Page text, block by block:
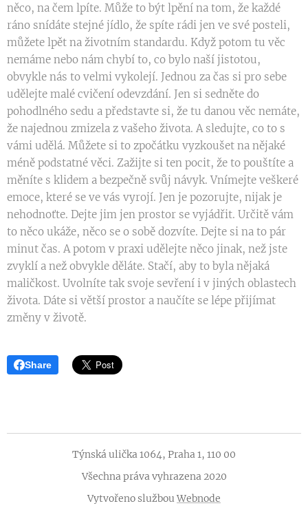
něco, na čem lpíte. Může to být lpění na tom, že každé
ráno snídáte stejné jídlo, že spíte rádi jen ve své posteli,
můžete lpět na životním standardu. Když potom tu věc
nemáme nebo nám chybí to, co bylo naší jistotou,
obvykle nás to velmi vykolejí. Jednou za čas si pro sebe
udělejte malé cvičení odevzdání. Jen si sedněte do
pohodlného sedu a představte si, že tu danou věc nemáte,
že najednou zmizela z vašeho života. A sledujte, co to s
vámi udělá. Můžete si to zpočátku vyzkoušet na nějaké
méně podstatné věci. Zažijte si ten pocit, že to pouštíte a
měníte s klidem a bezpečně svůj návyk. Vnímejte veškeré
emoce, které se ve vás vyrojí. Jen je pozorujte, nijak je
nehodnoťte. Dejte jim jen prostor se vyjádřit. Určitě vám
to něco ukáže, něco se o sobě dozvíte. Dejte si na to pár
minut čas. A potom v praxi udělejte něco jinak, než jste
zvyklí a než obvykle děláte. Stačí, aby to byla nějaká
maličkost. Uvolníte tak svoje sevření i v jiných oblastech
života. Dáte si větší prostor a naučíte se lépe přijímat
změny v životě.
Share
Týnská ulička 1064, Praha 1, 110 00
Všechna práva vyhrazena 2020
Vytvořeno službouWebnode